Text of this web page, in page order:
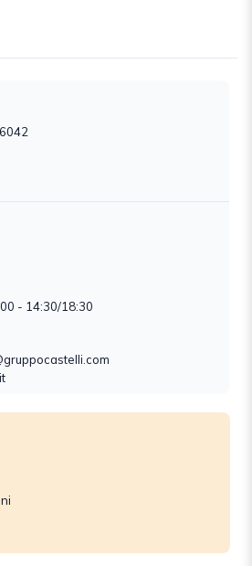
- 14:30/18:30